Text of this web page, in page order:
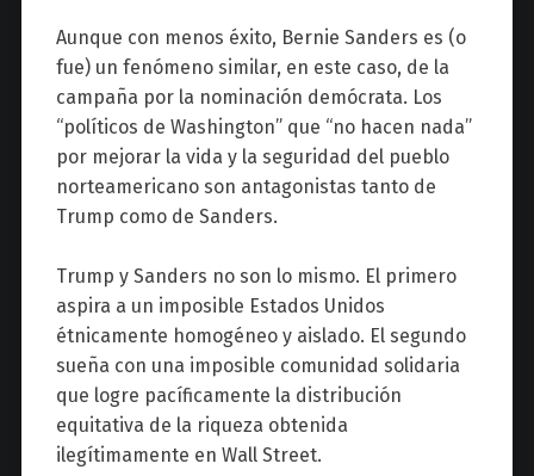
Aunque con menos éxito, Bernie Sanders es (o
fue) un fenómeno similar, en este caso, de la
campaña por la nominación demócrata. Los
“políticos de Washington” que “no hacen nada”
por mejorar la vida y la seguridad del pueblo
norteamericano son antagonistas tanto de
Trump como de Sanders.
Trump y Sanders no son lo mismo. El primero
aspira a un imposible Estados Unidos
étnicamente homogéneo y aislado. El segundo
sueña con una imposible comunidad solidaria
que logre pacíficamente la distribución
equitativa de la riqueza obtenida
ilegítimamente en Wall Street.